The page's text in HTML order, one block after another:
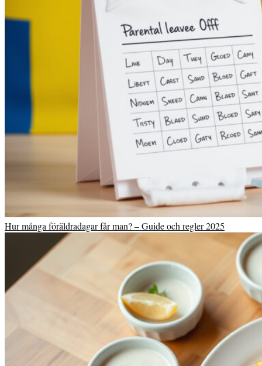
Hur många föräldradagar får man? – Guide och regler 2025